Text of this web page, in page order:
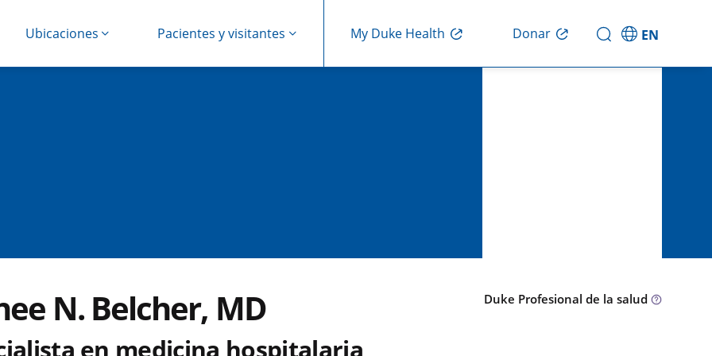
Ubicaciones Pacientes y visitantes My Duke Health Donar EN
N. Belcher, MD
en medicina hospitalaria
Duke Profesional de la salud